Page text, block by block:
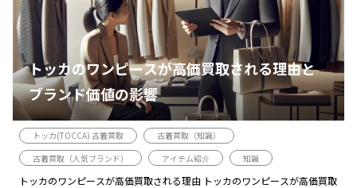
トッカのワンピースが高価買取される理由と
ブランド価値の影響
トッカ(TOCCA) 古着買取
古着買取（知識）
古着買取（人気ブランド）
アイテム紹介 知識
トッカのワンピースが高価買取される理由 トッカのワンピースが高価買取